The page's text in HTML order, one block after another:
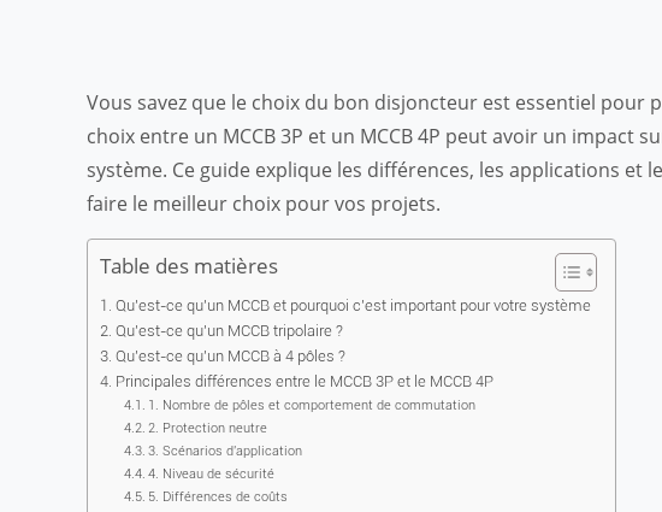
Vous savez que le choix du bon disjoncteur est essentiel pour
choix entre un MCCB 3P et un MCCB 4P peut avoir un impact
système. Ce guide explique les différences, les applications et
faire le meilleur choix pour vos projets.
Table des matières
Qu'est-ce qu'un MCCB et pourquoi c'est important pour votre système
Qu'est-ce qu'un MCCB tripolaire ?
Qu'est-ce qu'un MCCB à 4 pôles ?
Principales différences entre le MCCB 3P et le MCCB 4P
1. Nombre de pôles et comportement de commutation
2. Protection neutre
3. Scénarios d'application
4. Niveau de sécurité
5. Différences de coûts